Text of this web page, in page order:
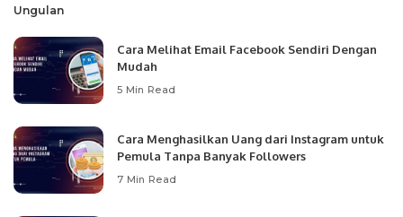
Ungulan
Cara Melihat Email Facebook Sendiri Dengan
Mudah
5 Min Read
Cara Menghasilkan Uang dari Instagram untuk
Pemula Tanpa Banyak Followers
7 Min Read